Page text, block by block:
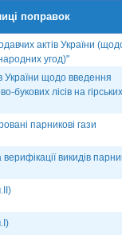
поправок
актів України
угод)"
України щодо введення
букових лісів на
парникові гази
викидів